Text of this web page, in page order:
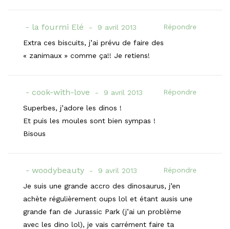
la fourmi Elé 9 avril 2013
Répondre
Extra ces biscuits, j’ai prévu de faire des
« zanimaux » comme ça!! Je retiens!
cook-with-love 9 avril 2013
Répondre
Superbes, j’adore les dinos !
Et puis les moules sont bien sympas !
Bisous
woodybeauty 9 avril 2013
Répondre
Je suis une grande accro des dinosaurus, j’en
achète régulièrement oups lol et étant ausis une
grande fan de Jurassic Park (j’ai un problème
avec les dino lol), je vais carrément faire ta